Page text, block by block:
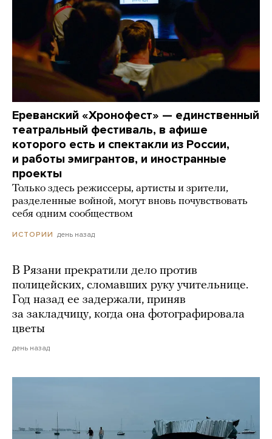
Ереванский «Хронофест» — единственный
театральный фестиваль, в афише
которого есть и спектакли из России,
и работы эмигрантов, и иностранные
проекты
Только здесь режиссеры, артисты и зрители,
разделенные войной, могут вновь почувствовать
себя одним сообществом
ИСТОРИИ день назад
В Рязани прекратили дело против
полицейских, сломавших руку учительнице.
Год назад ее задержали, приняв
за закладчицу, когда она фотографировала
цветы
день назад